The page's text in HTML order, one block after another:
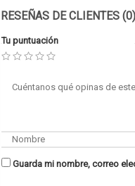
RESEÑAS DE CLIENTES (0)
Tu puntuación
Guarda mi nombre, correo